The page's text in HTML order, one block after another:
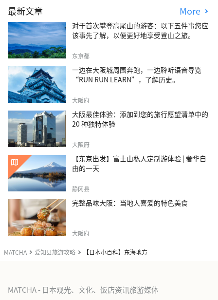
MATCHA 爱知县旅游攻略 【日本小百科】东海地方
最新文章 More
对于首次攀登高尾山的游客：以下五件事您应
该事先了解，以便更好地享受登山之旅。
东京都
一边在大阪城周围奔跑，一边聆听语音导览
“RUN RUN LEARN”，了解历史。
大阪府
大阪最佳体验：添加到您的旅行愿望清单中的
20 种独特体验
大阪府
【东京出发】富士山私人定制游体验 | 奢华自
由的一天
静冈县
完整品味大阪：当地人喜爱的特色美食
大阪府
MATCHA - 日本观光、文化、饭店资讯旅游媒体